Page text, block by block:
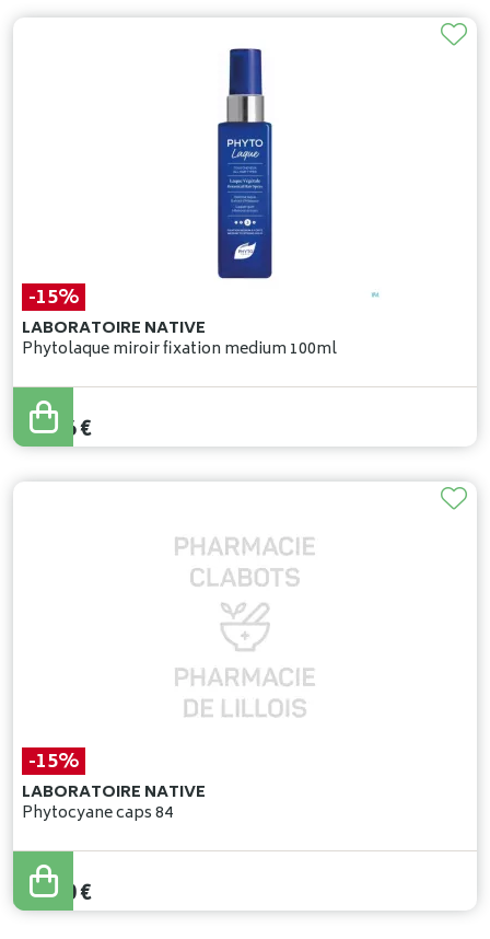
-15%
LABORATOIRE NATIVE
Phytolaque miroir fixation medium 100ml
14,90
12,66€
-15%
LABORATOIRE NATIVE
Phytocyane caps 84
52,00
44,20€